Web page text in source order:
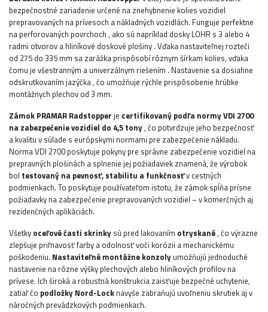
bezpečnostné zariadenie určené na znehybnenie kolies vozidiel
prepravovaných na prívesoch a nákladných vozidlách. Funguje perfektne
na perforovaných povrchoch , ako sú napríklad dosky LOHR s 3 alebo 4
radmi otvorov a hliníkové doskové plošiny . Vďaka nastaviteľnej rozteči
od 275 do 335 mm sa zarážka prispôsobí rôznym šírkam kolies, vďaka
čomu je všestranným a univerzálnym riešením . Nastavenie sa dosiahne
odskrutkovaním jazýčka, čo umožňuje rýchle prispôsobenie hrúbke
montážnych plechov od 3 mm.
Zámok PRAMAR Radstopper je certifikovaný podľa normy VDI 2700
na zabezpečenie vozidiel do 4,5 tony, čo potvrdzuje jeho bezpečnosť
a kvalitu v súlade s európskymi normami pre zabezpečenie nákladu.
Norma VDI 2700 poskytuje pokyny pre správne zabezpečenie vozidiel na
prepravných plošinách a splnenie jej požiadaviek znamená, že výrobok
bol testovaný na pevnosť, stabilitu a funkčnosťv cestných
podmienkach. To poskytuje používateľom istotu, že zámok spĺňa prísne
požiadavky na zabezpečenie prepravovaných vozidiel – v komerčných aj
rezidenčných aplikáciách.
Všetky oceľovéčasti skrinky sú pred lakovaním otryskané, čo výrazne
zlepšuje priľnavosť farby a odolnosť voči korózii a mechanickému
poškodeniu. Nastaviteľné montážne konzoly umožňujú jednoduché
nastavenie na rôzne výšky plechových alebo hliníkových profilov na
prívese. Ich široká a robustná konštrukcia zaisťuje bezpečné uchytenie,
zatiaľ čo podložky Nord-Lock navyše zabraňujú uvoľneniu skrutiek aj v
náročných prevádzkových podmienkach.